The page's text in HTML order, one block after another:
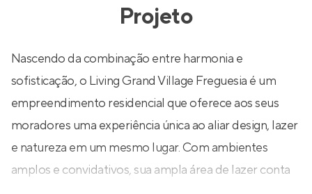
Projeto
Nascendo da combinação entre harmonia e
sofisticação, o Living Grand Village Freguesia é um
empreendimento residencial que oferece aos seus
moradores uma experiência única ao aliar design, lazer
e natureza em um mesmo lugar. Com ambientes
amplos e convidativos, sua ampla área de lazer conta